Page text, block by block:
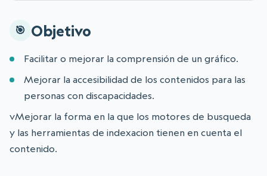
Objetivo
Facilitar o mejorar la comprensión de un gráfico.
Mejorar la accesibilidad de los contenidos para las
personas con discapacidades.
vMejorar la forma en la que los motores de busqueda
y las herramientas de indexacion tienen en cuenta el
contenido.